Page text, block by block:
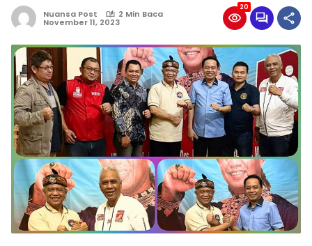
Nuansa Post 2 Min Baca
November 11, 2023
20